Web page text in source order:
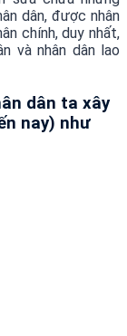
dân, được nhân
chính, duy nhất,
và nhân dân lao
dân ta xây
nay) như